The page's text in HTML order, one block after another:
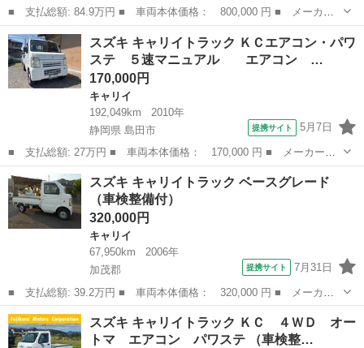
■ 支払総額: 84.9万円 ■ 車両本体価格： 800,000 円 ■ メーカー
名： スズキ ■ 車種名： キャリイトラック ■ グレード名： Ｋ
Ｃ スペシャル ５ＭＴ デュアルカメラブレーキサポート レーン
キープアシス...
岐阜 大垣市 キャリイ
スズキ キャリイトラック ＫＣエアコン・パワ
ステ ５速マニュアル エアコン …
170,000円
キャリイ
192,049km
2010年
静岡県 島田市
提携サイト 5月7日
■ 支払総額: 27万円 ■ 車両本体価格： 170,000 円 ■ メーカー
名： スズキ ■ 車種名： キャリイトラック ■ グレード名： Ｋ
Ｃエアコン・パワステ ５速マニュアル エアコン パワーステ
アリング ２Ｗ...
静岡 島田市 キャリイ
スズキ キャリイトラック ベースグレード
（車検整備付）
320,000円
キャリイ
67,950km
2006年
加茂郡
提携サイト 7月31日
■ 支払総額: 39.2万円 ■ 車両本体価格： 320,000 円 ■ メーカー
名： スズキ ■ 車種名： キャリイトラック ■ グレード名： ベ
ースグレード ■ 排気量： 660cc ■ ドア枚数： 2D ■ ミッショ...
岐阜 加茂郡 キャリイ
スズキ キャリイトラック ＫＣ ４ＷＤ オー
トマ エアコン パワステ （車検整…